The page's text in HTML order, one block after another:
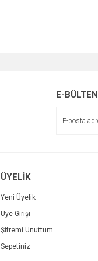
E-BÜLTEN
ÜYELİK
Yeni Üyelik
Üye Girişi
Şifremi Unuttum
Sepetiniz